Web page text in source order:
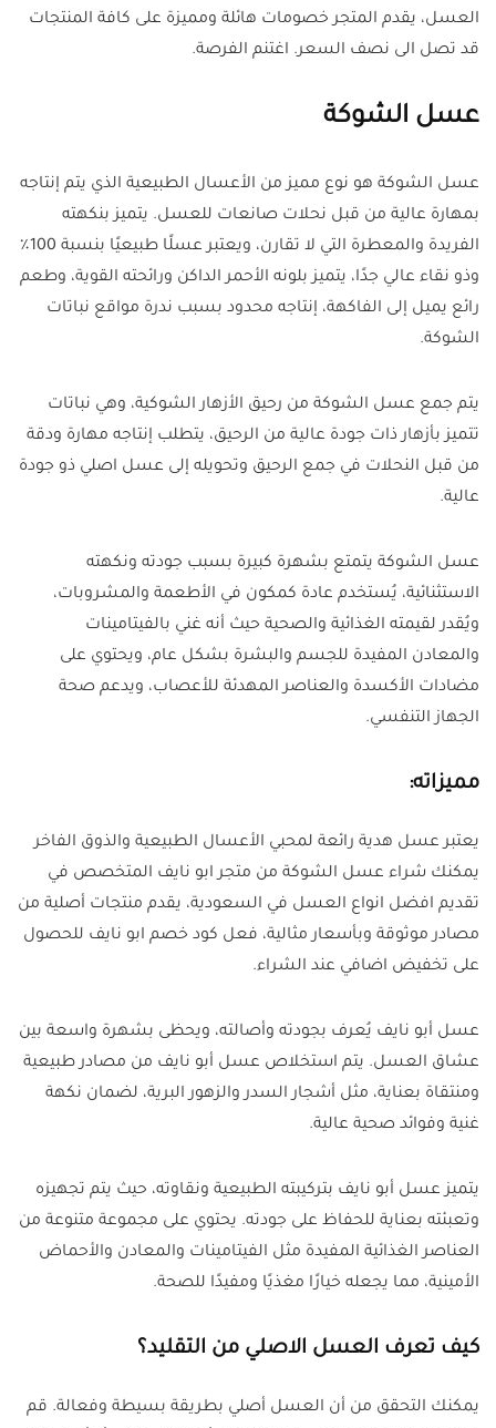
العسل، يقدم المتجر خصومات هائلة ومميزة على كافة المنتجات
قد تصل الى نصف السعر. اغتنم الفرصة.
عسل الشوكة
عسل الشوكة هو نوع مميز من الأعسال الطبيعية الذي يتم إنتاجه
بمهارة عالية من قبل نحلات صانعات للعسل. يتميز بنكهته
الفريدة والمعطرة التي لا تقارن، ويعتبر عسلًا طبيعيًا بنسبة 100٪
وذو نقاء عالي جدًا، يتميز بلونه الأحمر الداكن ورائحته القوية، وطعم
رائع يميل إلى الفاكهة، إنتاجه محدود بسبب ندرة مواقع نباتات
الشوكة.
يتم جمع عسل الشوكة من رحيق الأزهار الشوكية، وهي نباتات
تتميز بأزهار ذات جودة عالية من الرحيق، يتطلب إنتاجه مهارة ودقة
من قبل النحلات في جمع الرحيق وتحويله إلى عسل اصلي ذو جودة
عالية.
عسل الشوكة يتمتع بشهرة كبيرة بسبب جودته ونكهته
الاستثنائية، يُستخدم عادة كمكون في الأطعمة والمشروبات،
ويُقدر لقيمته الغذائية والصحية حيث أنه غني بالفيتامينات
والمعادن المفيدة للجسم والبشرة بشكل عام، ويحتوي على
مضادات الأكسدة والعناصر المهدئة للأعصاب، ويدعم صحة
الجهاز التنفسي.
مميزاته:
يعتبر عسل هدية رائعة لمحبي الأعسال الطبيعية والذوق الفاخر
يمكنك شراء عسل الشوكة من متجر ابو نايف المتخصص في
تقديم افضل انواع العسل في السعودية، يقدم منتجات أصلية من
مصادر موثوقة وبأسعار مثالية، فعل كود خصم ابو نايف للحصول
على تخفيض اضافي عند الشراء.
عسل أبو نايف يُعرف بجودته وأصالته، ويحظى بشهرة واسعة بين
عشاق العسل. يتم استخلاص عسل أبو نايف من مصادر طبيعية
ومنتقاة بعناية، مثل أشجار السدر والزهور البرية، لضمان نكهة
غنية وفوائد صحية عالية.
يتميز عسل أبو نايف بتركيبته الطبيعية ونقاوته، حيث يتم تجهيزه
وتعبئته بعناية للحفاظ على جودته. يحتوي على مجموعة متنوعة من
العناصر الغذائية المفيدة مثل الفيتامينات والمعادن والأحماض
الأمينية، مما يجعله خيارًا مغذيًا ومفيدًا للصحة.
كيف تعرف العسل الاصلي من التقليد؟
يمكنك التحقق من أن العسل أصلي بطريقة بسيطة وفعالة. قم